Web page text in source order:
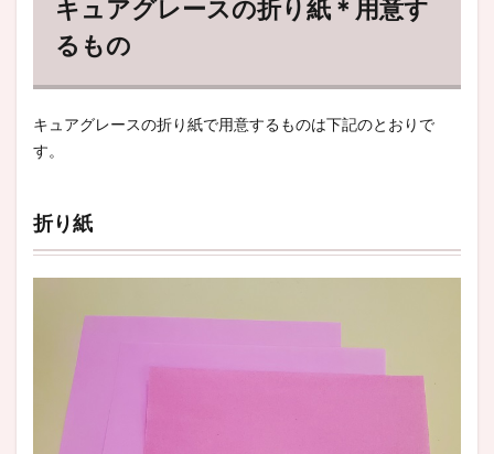
キュアグレースの折り紙＊用意す
るもの
キュアグレースの折り紙で用意するものは下記のとおりで
す。
折り紙